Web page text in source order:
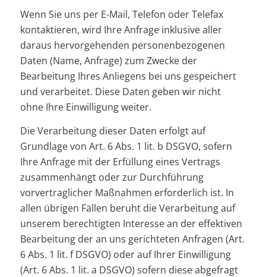
Wenn Sie uns per E-Mail, Telefon oder Telefax
kontaktieren, wird Ihre Anfrage inklusive aller
daraus hervorgehenden personenbezogenen
Daten (Name, Anfrage) zum Zwecke der
Bearbeitung Ihres Anliegens bei uns gespeichert
und verarbeitet. Diese Daten geben wir nicht
ohne Ihre Einwilligung weiter.
Die Verarbeitung dieser Daten erfolgt auf
Grundlage von Art. 6 Abs. 1 lit. b DSGVO, sofern
Ihre Anfrage mit der Erfüllung eines Vertrags
zusammenhängt oder zur Durchführung
vorvertraglicher Maßnahmen erforderlich ist. In
allen übrigen Fällen beruht die Verarbeitung auf
unserem berechtigten Interesse an der effektiven
Bearbeitung der an uns gerichteten Anfragen (Art.
6 Abs. 1 lit. f DSGVO) oder auf Ihrer Einwilligung
(Art. 6 Abs. 1 lit. a DSGVO) sofern diese abgefragt